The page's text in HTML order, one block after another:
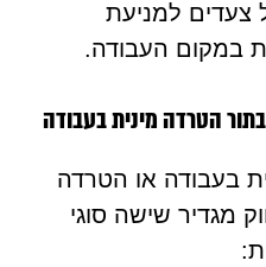
צעדים למניעת
במקום העבודה.
הטרדה מינית בעבודה
בעבודה או הטרדה
מגדיר שישה סוגי